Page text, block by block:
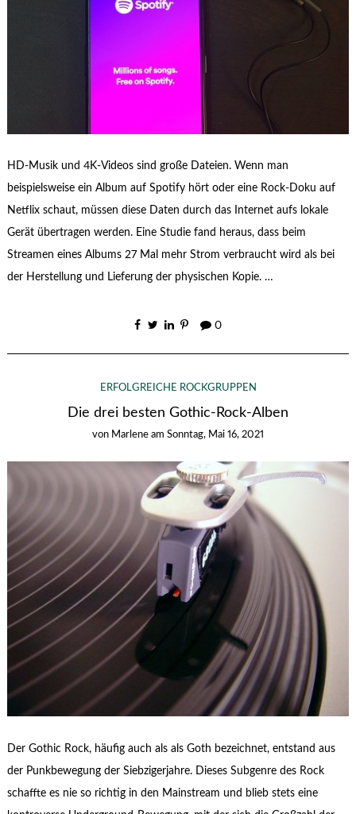
HD-Musik und 4K-Videos sind große Dateien. Wenn man
beispielsweise ein Album auf Spotify hört oder eine Rock-Doku auf
Netflix schaut, müssen diese Daten durch das Internet aufs lokale
Gerät übertragen werden. Eine Studie fand heraus, dass beim
Streamen eines Albums 27 Mal mehr Strom verbraucht wird als bei
der Herstellung und Lieferung der physischen Kopie. …
0
ERFOLGREICHE ROCKGRUPPEN
Die drei besten Gothic-Rock-Alben
von Marlene am Sonntag, Mai 16, 2021
Der Gothic Rock, häufig auch als als Goth bezeichnet, entstand aus
der Punkbewegung der Siebzigerjahre. Dieses Subgenre des Rock
schaffte es nie so richtig in den Mainstream und blieb stets eine